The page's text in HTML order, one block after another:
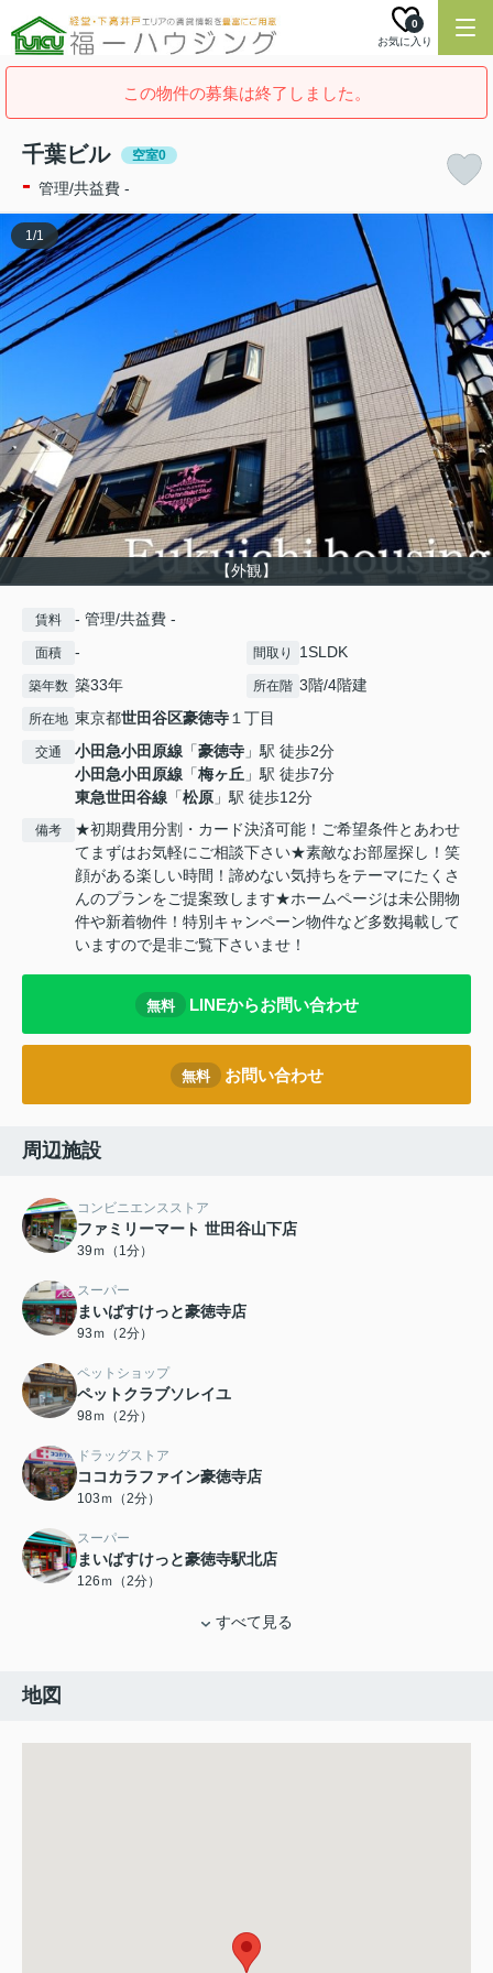
お気に入り
0
この物件の募集は終了しました。
千葉ビル 空室0
- 管理/共益費 -
【外観】
1/1
賃料 - 管理/共益費 -
面積 - 間取り 1SLDK
築年数 築33年 所在階 3階/4階建
所在地 東京都世田谷区豪徳寺１丁目
交通 小田急小田原線 「豪徳寺 」駅 徒歩2分
小田急小田原線 「梅ヶ丘 」駅 徒歩7分
東急世田谷線 「松原 」駅 徒歩12分
備考
★初期費用分割・カード決済可能！ご希望条件とあわせ
てまずはお気軽にご相談下さい★素敵なお部屋探し！笑
顔がある楽しい時間！諦めない気持ちをテーマにたくさ
んのプランをご提案致します★ホームページは未公開物
件や新着物件！特別キャンペーン物件など多数掲載して
いますので是非ご覧下さいませ！
無料 LINEからお問い合わせ
無料 お問い合わせ
周辺施設
コンビニエンスストア
ファミリーマート 世田谷山下店
39ｍ（1分）
スーパー
まいばすけっと豪徳寺店
93ｍ（2分）
ペットショップ
ペットクラブソレイユ
98ｍ（2分）
ドラッグストア
ココカラファイン豪徳寺店
103ｍ（2分）
スーパー
まいばすけっと豪徳寺駅北店
126ｍ（2分）
すべて見る
地図